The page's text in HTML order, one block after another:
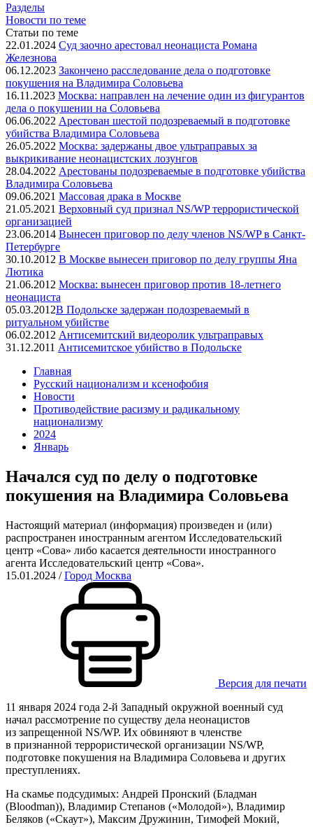
Разделы
Новости по теме
Статьи по теме
22.01.2024 Суд заочно арестовал неонациста Романа
Железнова
06.12.2023 Закончено расследование дела о подготовке
покушения на Владимира Соловьева
16.11.2023 Москва: направлен на лечение один из фигурантов
дела о покушении на Соловьева
06.06.2022 Арестован шестой подозреваемый в подготовке
убийства Владимира Соловьева
26.05.2022 Москва: задержаны двое ультраправых за
выкрикивание неонацистских лозунгов
28.04.2022 Арестованы подозреваемые в подготовке убийства
Владимира Соловьева
09.06.2021 Массовая драка в Москве
21.05.2021 Верховный суд признал NS/WP террористической
организацией
23.06.2014 Вынесен приговор по делу членов NS/WP в Санкт-
Петербурге
30.10.2012 В Москве вынесен приговор по делу группы Яна
Лютика
21.06.2012 Москва: вынесен приговор против 18-летнего
неонациста
05.03.2012​В Подольске задержан подозреваемый в
ритуальном убийстве
06.02.2012 Антисемитский видеоролик ультраправых
31.12.2011 Антисемитское убийство в Подольске
Главная
Русский национализм и ксенофобия
Новости
Противодействие расизму и радикальному
национализму
2024
Январь
Начался суд по делу о подготовке
покушения на Владимира Соловьева
Настоящий материал (информация) произведен и (или)
распространен иностранным агентом Исследовательский
центр «Сова» либо касается деятельности иностранного
агента Исследовательский центр «Сова».
15.01.2024 /Город Москва
Версия для печати
11 января 2024 года 2-й Западный окружной военный суд
начал рассмотрение по существу дела неонацистов
из запрещенной NS/WP. Их обвиняют в членстве
в признанной террористической организации NS/WP,
подготовке покушения на Владимира Соловьева и других
преступлениях.
На скамье подсудимых: Андрей Пронский (Бладман
(Bloodman)), Владимир Степанов («Молодой»), Владимир
Беляков («Скаут»), Максим Дружинин, Тимофей Мокий,